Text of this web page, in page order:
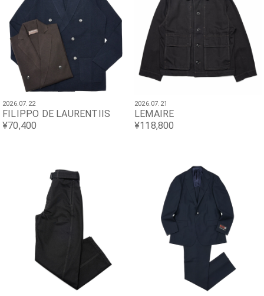
2026.07.22
FILIPPO DE LAURENTIIS
¥70,400
2026.07.21
LEMAIRE
¥118,800